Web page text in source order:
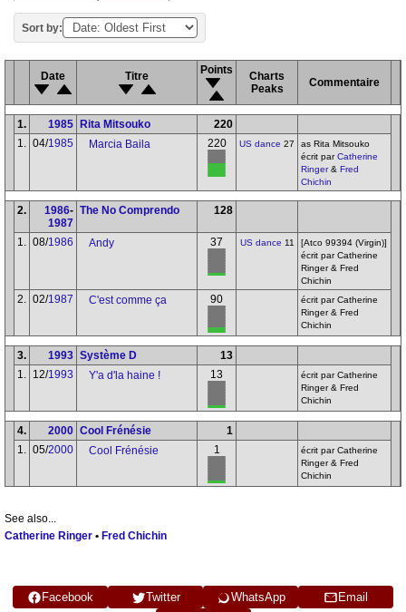
Sort by:
Date Titre Points
Charts
Peaks
Commentaire
1. 1985 Rita Mitsouko
220
1. 04/1985 Marcia Baila 220 US dance 27
as Rita Mitsouko
écrit parCatherine
Ringer& Fred
Chichin
2. 1986-
1987
The No Comprendo 128
1. 08/1986 Andy 37 US dance 11
[Atco 99394 (Virgin)]
écrit par Catherine
Ringer & Fred
Chichin
2. 02/1987 C'est comme ça 90
écrit par Catherine
Ringer & Fred
Chichin
3. 1993 Système D
13
1. 12/1993 Y'a d'la haine ! 13
écrit par Catherine
Ringer & Fred
Chichin
4. 2000 Cool Frénésie
1
1. 05/2000 Cool Frénésie 1
écrit par Catherine
Ringer & Fred
Chichin
See also...
Catherine Ringer • Fred Chichin
Facebook Twitter WhatsApp Email